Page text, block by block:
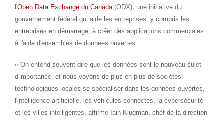
l'Open Data Exchange duCanada(ODX), une initiative du
gouvernement fédéral qui aide les entreprises, y compris les
entreprises en démarrage, à créer des applications commerciales
à l'aide d'ensembles de données ouvertes.
« On entend souvent dire que les données sont le nouveau sujet
d'importance, et nous voyons de plus en plus de sociétés
technologiques locales se spécialiser dans les données ouvertes,
l'intelligence artificielle, les véhicules connectés, la cybersécurité
et les villes intelligentes, affirme Iain Klugman, chef de la direction